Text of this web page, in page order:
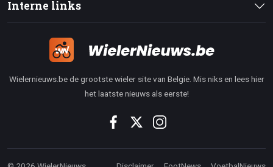
Interne links
Wielernieuws.be de grootste wieler site van Belgie. Mis niks en lees hier
het laatste nieuws als eerste!